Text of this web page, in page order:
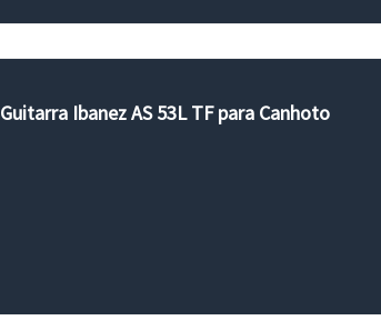
Guitarra Ibanez AS 53L TF para Canhoto